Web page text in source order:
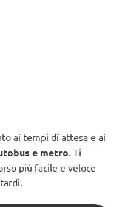
ai tempi di attesa e ai
e metro . Ti
più facile e veloce